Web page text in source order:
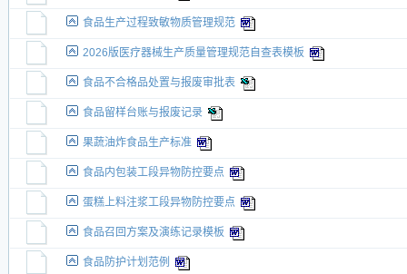
食品生产过程致敏物质管理规范
2026版医疗器械生产质量管理规范自查表模板
食品不合格品处置与报废审批表
食品留样台账与报废记录
果蔬油炸食品生产标准
食品内包装工段异物防控要点
蛋糕上料注浆工段异物防控要点
食品召回方案及演练记录模板
食品防护计划范例